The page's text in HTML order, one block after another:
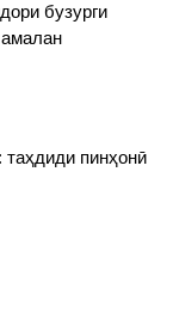
бузурги
таҳдиди пинҳонӣ